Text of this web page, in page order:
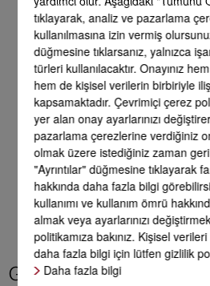
GP CL WG 2001 P
tıklayarak, analiz ve pazarlama
kullanılmasına izin vermiş
düğmesine tıklarsanız, yalnızca
türleri kullanılacaktır. Onayınız
hem de kişisel verilerin birbiriyle
kapsamaktadır. Çevrimiçi çerez
yer alan onay ayarlarınızı
pazarlama çerezlerine verdiğiniz
olmak üzere istediğiniz zaman
"Ayrıntılar" düğmesine tıklayarak
hakkında daha fazla bilgi
kullanımı ve kullanım ömrü
almak veya ayarlarınızı
politikamıza bakınız. Kişisel
daha fazla bilgi için lütfen gizlilik
Daha fazla bilgi